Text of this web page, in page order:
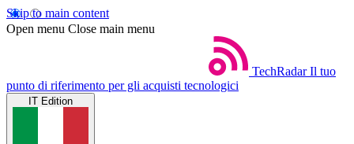
Skip to main content
Open menu Close main menu
TechRadar Il tuo
punto di riferimento per gli acquisti tecnologici
IT Edition